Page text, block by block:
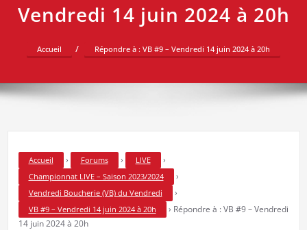
Vendredi 14 juin 2024 à 20h
Accueil Répondre à : VB #9 – Vendredi 14 juin 2024 à 20h
Accueil › Forums › LIVE ›
Championnat LIVE – Saison 2023/2024 ›
Vendredi Boucherie (VB) du Vendredi ›
VB #9 – Vendredi 14 juin 2024 à 20h › Répondre à : VB #9 – Vendredi
14 juin 2024 à 20h